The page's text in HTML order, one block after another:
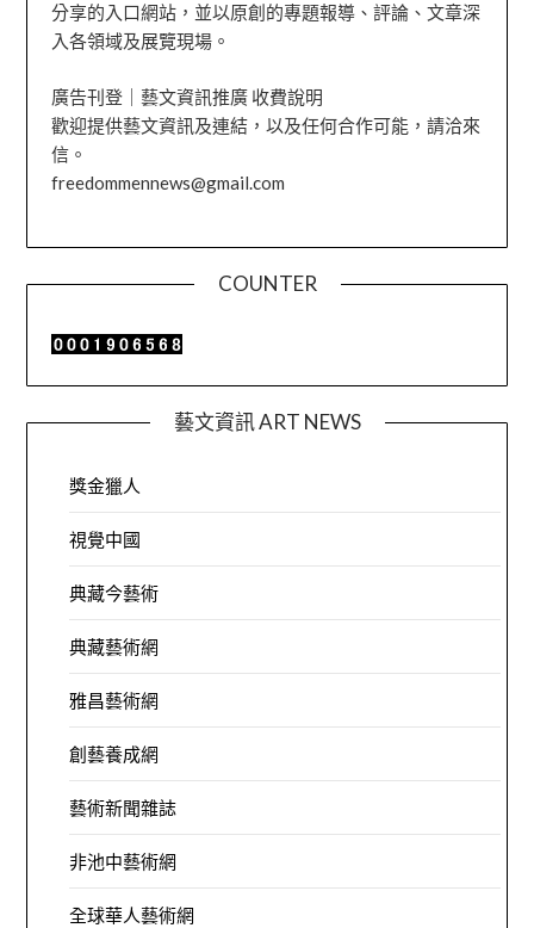
分享的入口網站，並以原創的專題報導、評論、文章深
入各領域及展覽現場。
廣告刊登｜藝文資訊推廣 收費說明
歡迎提供藝文資訊及連結，以及任何合作可能，請洽來
信。
freedommennews@gmail.com
COUNTER
藝文資訊 ART NEWS
獎金獵人
視覺中國
典藏今藝術
典藏藝術網
雅昌藝術網
創藝養成網
藝術新聞雜誌
非池中藝術網
全球華人藝術網